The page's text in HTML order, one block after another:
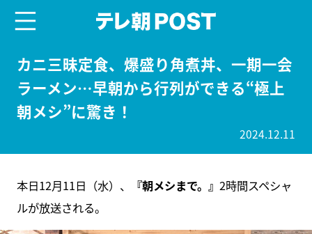
カニ三昧定食、爆盛り角煮丼、一期一会
ラーメン…早朝から行列ができる“極上
朝メシ”に驚き！
2024.12.11
本日12月11日（水）、 『朝メシまで。』 2時間スペシャ
ルが放送される。